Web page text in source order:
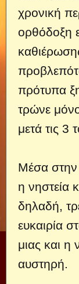
χρονική
ορθόδοξη
πρότυπα
τρώνε
μετά τις 3
Μέσα στην
η νηστεία
δηλαδή,
ευκαιρία
μιας και η
αυστηρή.